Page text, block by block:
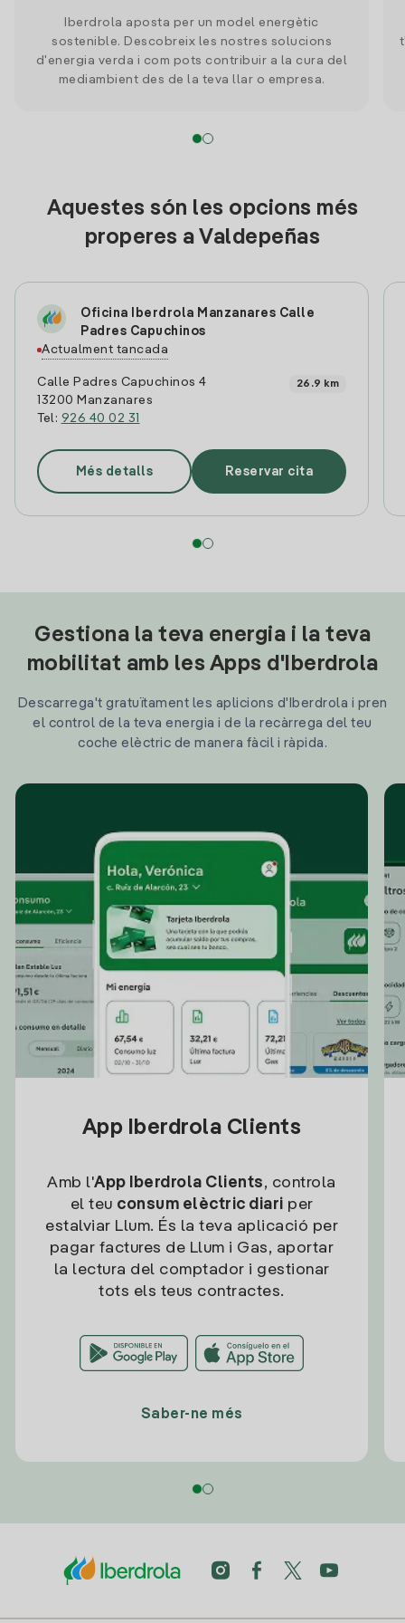
Iberdrola aposta per un model energètic
sostenible. Descobreix les nostres solucions
d'energia verda i com pots contribuir a la cura del
mediambient des de la teva llar o empresa.
Aquestes són les opcions més
properes a Valdepeñas
Oficina Iberdrola Manzanares Calle
Padres Capuchinos
Actualment tancada
Calle Padres Capuchinos 4
13200 Manzanares
Tel: 926 40 02 31
26.9 km
Més detalls Reservar cita
Gestiona la teva energia i la teva
mobilitat amb les Apps d'Iberdrola
Descarrega't gratuïtament les aplicions d'Iberdrola i pren
el control de la teva energia i de la recàrrega del teu
coche elèctric de manera fàcil i ràpida.
App Iberdrola Clients
Amb l'App Iberdrola Clients, controla
el teu consum elèctric diari per
estalviar Llum. És la teva aplicació per
pagar factures de Llum i Gas, aportar
la lectura del comptador i gestionar
tots els teus contractes.
Saber-ne més